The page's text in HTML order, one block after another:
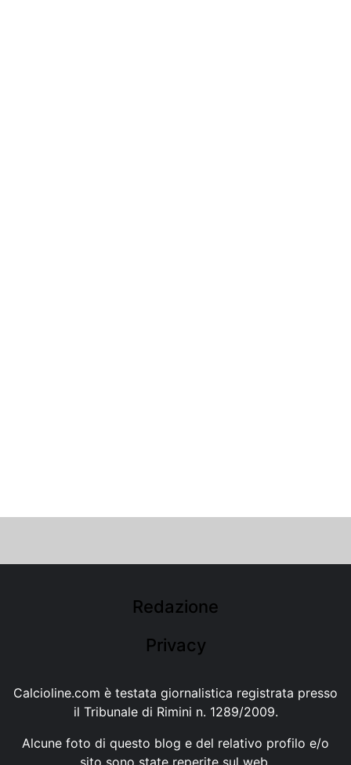
Redazione
Privacy
Calcioline.com è testata giornalistica registrata presso
il Tribunale di Rimini n. 1289/2009.
Alcune foto di questo blog e del relativo profilo e/o